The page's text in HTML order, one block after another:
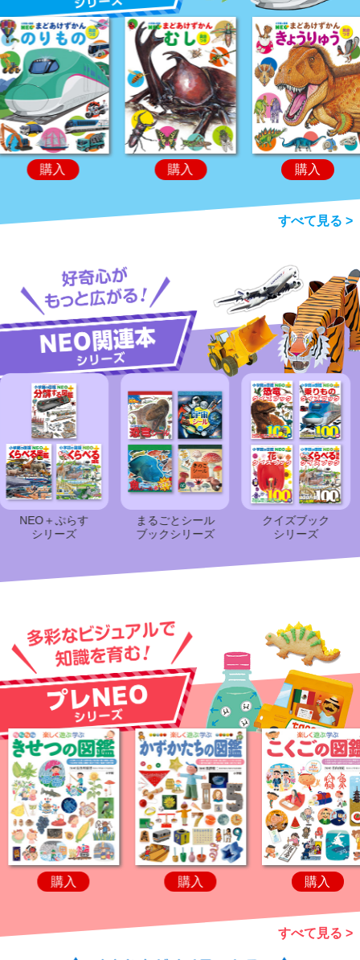
購入
購入
購入
すべて見る >
＋ぷらす
シリーズ
まるごとシール
ブックシリーズ
クイズブック
シリーズ
購入
購入
購入
すべて見る >